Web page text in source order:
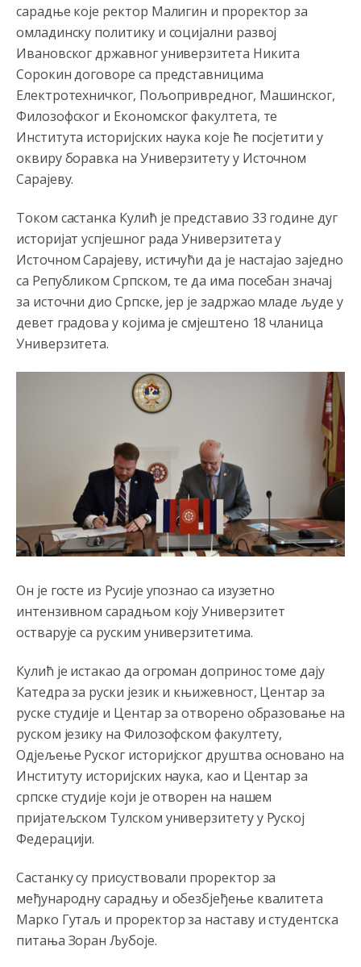
сарадње које ректор Малигин и проректор за
омладинску политику и социјални развој
Ивановског државног универзитета Никита
Сорокин договоре са представницима
Електротехничког, Пољопривредног, Машинског,
Филозофског и Економског факултета, те
Института историјских наука које ће посјетити у
оквиру боравка на Универзитету у Источном
Сарајеву.
Током састанка Кулић је представио 33 године дуг
историјат успјешног рада Универзитета у
Источном Сарајеву, истичући да је настајао заједно
са Републиком Српском, те да има посебан значај
за источни дио Српске, јер је задржао младе људе у
девет градова у којима је смјештено 18 чланица
Универзитета.
Он је госте из Русије упознао са изузетно
интензивном сарадњом коју Универзитет
остварује са руским универзитетима.
Кулић је истакао да огроман допринос томе дају
Катедра за руски језик и књижевност, Центар за
руске студије и Центар за отворено образовање на
руском језику на Филозофском факултету,
Одјељење Руског историјског друштва основано на
Институту историјских наука, као и Центар за
српске студије који је отворен на нашем
пријатељском Тулском универзитету у Руској
Федерацији.
Састанку су присуствовали проректор за
међународну сарадњу и обезбјеђење квалитета
Марко Гутаљ и проректор за наставу и студентска
питања Зоран Љубоје.
Анонимно2807895 8/6/2026 12:18
ponasanje...Uzivotu brani tri stvari:cast,prijatelja i
slabije.Izzivota iskljuci tri stvari uvredu,neznanje i
prijateljstvo!!
Анонимно2806721 8/6/2026 12:39
791 BiH nije priznala Kosovo kao nezavisnu državu jer
genocidna tvorevina pravi smetnju a recimo Srbija je
davno
Анонимно2806721 8/6/2026 12:45
Sve i da se nekim čudom vojska Srbije "vrati" na
Kosovo-kome će se vratiti? Gdje je dobrodošla i koga
da brani? A imamo vojsku Kosova kojoj želimo svako
dobro i da se što bolje opreme
Анонимно2808202
8/6/2026
Анонимно2806721 8/6/2026 2:27
Kuniocu ide q u guz...
Анонимно2808843 8/6/2026 6:20
reconquista
Анонимно2810587 8/7/2026 11:11
Evo dasak vijetra s Romanije,neko iz publike povika,ma
pusti ih ciganija...pocetkom ovog vjeka,neko rece za
Radovana i Ratka kaki su oni srbi...i poce dalje da
Анонимно2810587 8/7/2026 11:13
Proguglajte
Анонимно2810587 8/7/2026 11:21
O kako su cudni lvi ljudi,uzeli bi sve da mogu...a ja srce
svima fajem,radujem se tudjoj sreci.I ko ima i ko nema
na iso ce mjesto leci!
Анонимно2810587
bogate!?
Анонимно2810587
Pozdrav,evo hvata me meze.